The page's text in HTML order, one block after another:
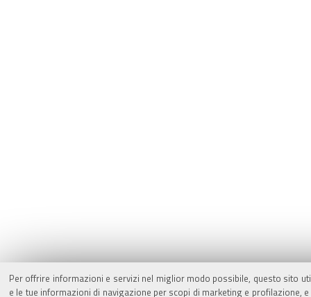
Per offrire informazioni e servizi nel miglior modo possibile, questo sito
e le tue informazioni di navigazione per scopi di marketing e